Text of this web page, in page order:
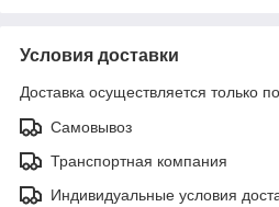
Условия доставки
Доставка осуществляется только
Самовывоз
Транспортная компания
Индивидуальные условия